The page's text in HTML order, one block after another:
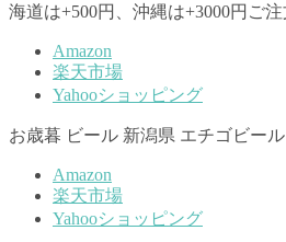
海道は+500円、沖縄は+3000円ご
Amazon
楽天市場
Yahooショッピング
お歳暮 ビール 新潟県 エチゴビー
Amazon
楽天市場
Yahooショッピング